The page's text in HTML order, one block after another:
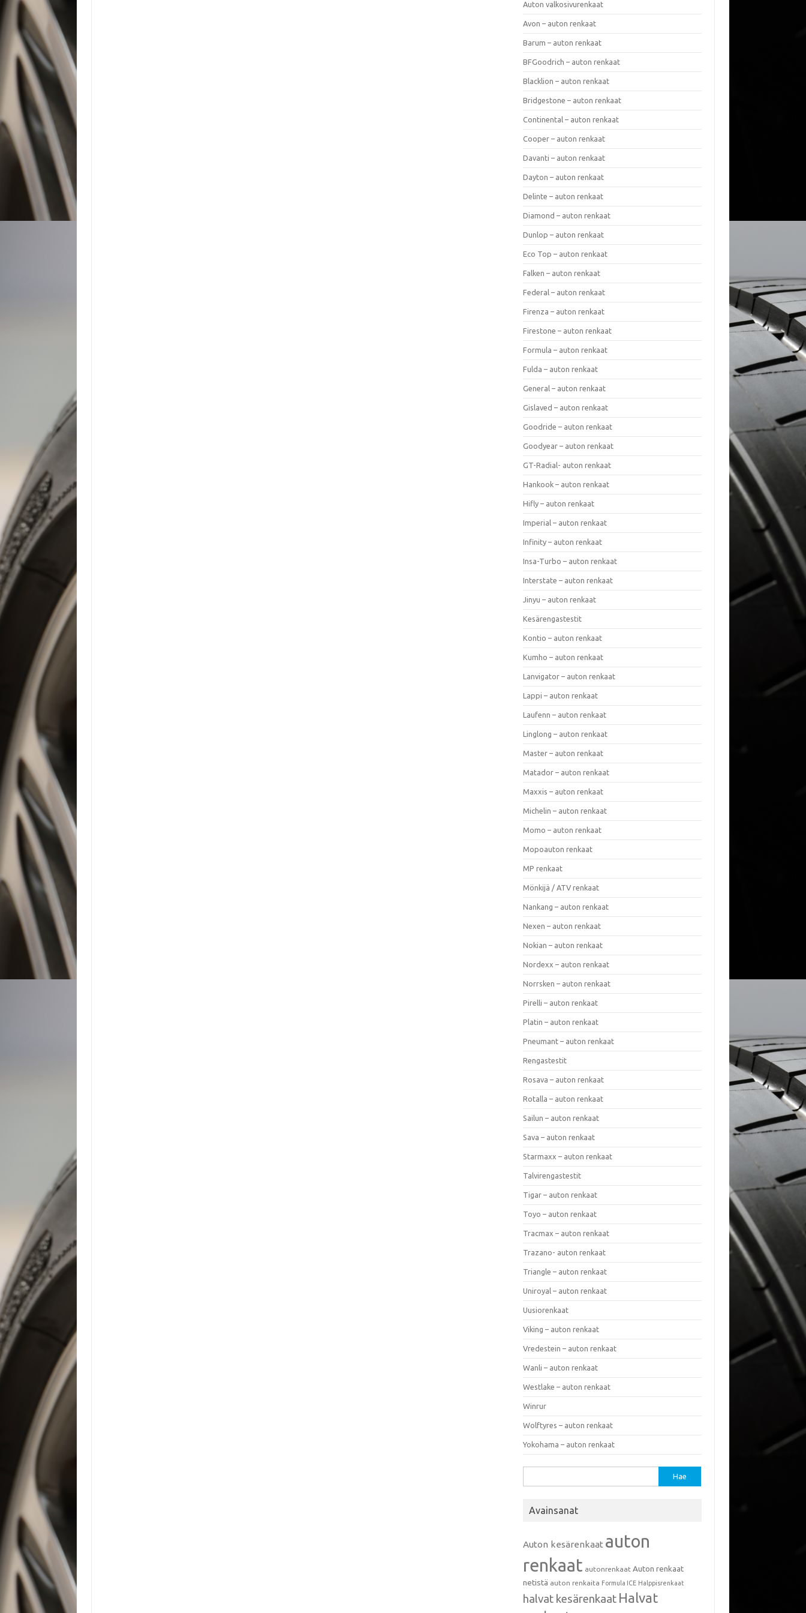
Auton valkosivurenkaat
Avon – auton renkaat
Barum – auton renkaat
BFGoodrich – auton renkaat
Blacklion – auton renkaat
Bridgestone – auton renkaat
Continental – auton renkaat
Cooper – auton renkaat
Davanti – auton renkaat
Dayton – auton renkaat
Delinte – auton renkaat
Diamond – auton renkaat
Dunlop – auton renkaat
Eco Top – auton renkaat
Falken – auton renkaat
Federal – auton renkaat
Firenza – auton renkaat
Firestone – auton renkaat
Formula – auton renkaat
Fulda – auton renkaat
General – auton renkaat
Gislaved – auton renkaat
Goodride – auton renkaat
Goodyear – auton renkaat
GT-Radial- auton renkaat
Hankook – auton renkaat
Hifly – auton renkaat
Imperial – auton renkaat
Infinity – auton renkaat
Insa-Turbo – auton renkaat
Interstate – auton renkaat
Jinyu – auton renkaat
Kesärengastestit
Kontio – auton renkaat
Kumho – auton renkaat
Lanvigator – auton renkaat
Lappi – auton renkaat
Laufenn – auton renkaat
Linglong – auton renkaat
Master – auton renkaat
Matador – auton renkaat
Maxxis – auton renkaat
Michelin – auton renkaat
Momo – auton renkaat
Mopoauton renkaat
MP renkaat
Mönkijä / ATV renkaat
Nankang – auton renkaat
Nexen – auton renkaat
Nokian – auton renkaat
Nordexx – auton renkaat
Norrsken – auton renkaat
Pirelli – auton renkaat
Platin – auton renkaat
Pneumant – auton renkaat
Rengastestit
Rosava – auton renkaat
Rotalla – auton renkaat
Sailun – auton renkaat
Sava – auton renkaat
Starmaxx – auton renkaat
Talvirengastestit
Tigar – auton renkaat
Toyo – auton renkaat
Tracmax – auton renkaat
Trazano- auton renkaat
Triangle – auton renkaat
Uniroyal – auton renkaat
Uusiorenkaat
Viking – auton renkaat
Vredestein – auton renkaat
Wanli – auton renkaat
Westlake – auton renkaat
Winrur
Wolftyres – auton renkaat
Yokohama – auton renkaat
Avainsanat
Auton kesärenkaat auton
renkaat autonrenkaat Auton renkaat
netistä auton renkaita Formula ICE Halppisrenkaat
halvat kesärenkaat Halvat